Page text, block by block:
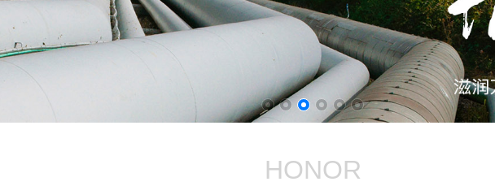
HONOR